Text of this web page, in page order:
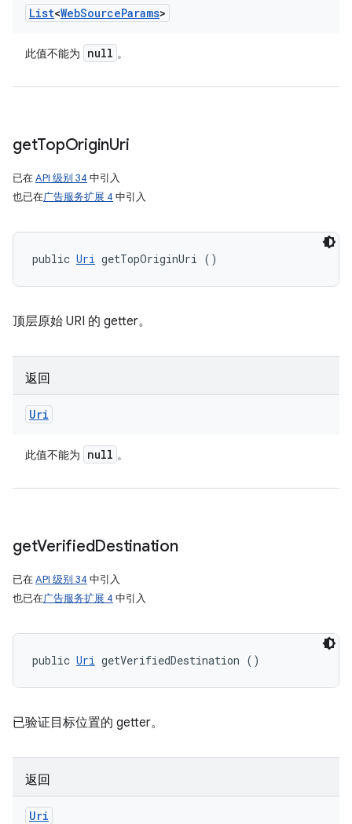
List<WebSourceParams>
此值不能为 null 。
getTopOriginUri
已在API 级别 34 中引入
也已在广告服务扩展 4 中引入
public Uri getTopOriginUri ()
顶层原始 URI 的 getter。
返回
Uri
此值不能为 null 。
getVerifiedDestination
已在API 级别 34 中引入
也已在广告服务扩展 4 中引入
public Uri getVerifiedDestination ()
已验证目标位置的 getter。
返回
Uri